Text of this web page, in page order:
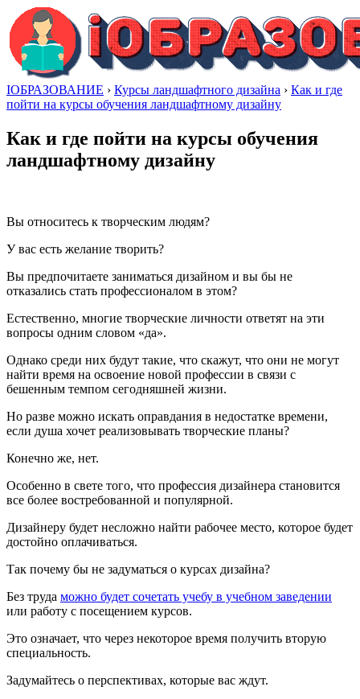
IОБРАЗОВАНИЕ › Курсы ландшафтного дизайна › Как и где
пойти на курсы обучения ландшафтному дизайну
Как и где пойти на курсы обучения
ландшафтному дизайну
Вы относитесь к творческим людям?
У вас есть желание творить?
Вы предпочитаете заниматься дизайном и вы бы не
отказались стать профессионалом в этом?
Естественно, многие творческие личности ответят на эти
вопросы одним словом «да».
Однако среди них будут такие, что скажут, что они не могут
найти время на освоение новой профессии в связи с
бешенным темпом сегодняшней жизни.
Но разве можно искать оправдания в недостатке времени,
если душа хочет реализовывать творческие планы?
Конечно же, нет.
Особенно в свете того, что профессия дизайнера становится
все более востребованной и популярной.
Дизайнеру будет несложно найти рабочее место, которое будет
достойно оплачиваться.
Так почему бы не задуматься о курсах дизайна?
Без труда можно будет сочетать учебу в учебном заведении
или работу с посещением курсов.
Это означает, что через некоторое время получить вторую
специальность.
Задумайтесь о перспективах, которые вас ждут.